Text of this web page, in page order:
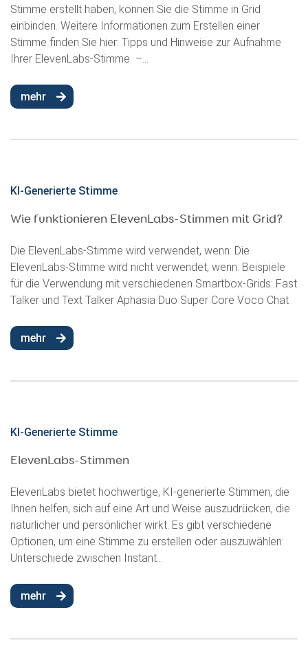
Stimme erstellt haben, können Sie die Stimme in Grid
einbinden. Weitere Informationen zum Erstellen einer
Stimme finden Sie hier: Tipps und Hinweise zur Aufnahme
Ihrer ElevenLabs-Stimme –...
mehr
KI-Generierte Stimme
Wie funktionieren ElevenLabs-Stimmen mit Grid?
Die ElevenLabs-Stimme wird verwendet, wenn: Die
ElevenLabs-Stimme wird nicht verwendet, wenn: Beispiele
für die Verwendung mit verschiedenen Smartbox-Grids: Fast
Talker und Text Talker Aphasia Duo Super Core Voco Chat
mehr
KI-Generierte Stimme
ElevenLabs-Stimmen
ElevenLabs bietet hochwertige, KI-generierte Stimmen, die
Ihnen helfen, sich auf eine Art und Weise auszudrücken, die
natürlicher und persönlicher wirkt. Es gibt verschiedene
Optionen, um eine Stimme zu erstellen oder auszuwählen:
Unterschiede zwischen Instant...
mehr